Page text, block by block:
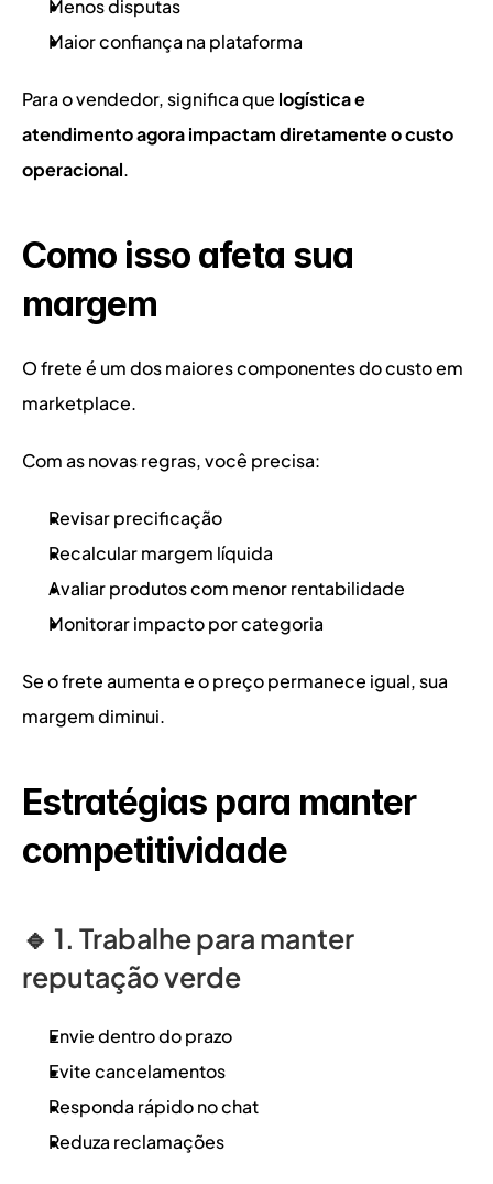
Menos disputas
Maior confiança na plataforma
Para o vendedor, significa que logística e
atendimento agora impactam diretamente o custo
operacional.
Como isso afeta sua
margem
O frete é um dos maiores componentes do custo em
marketplace.
Com as novas regras, você precisa:
Revisar precificação
Recalcular margem líquida
Avaliar produtos com menor rentabilidade
Monitorar impacto por categoria
Se o frete aumenta e o preço permanece igual, sua
margem diminui.
Estratégias para manter
competitividade
🔹 1. Trabalhe para manter
reputação verde
Envie dentro do prazo
Evite cancelamentos
Responda rápido no chat
Reduza reclamações